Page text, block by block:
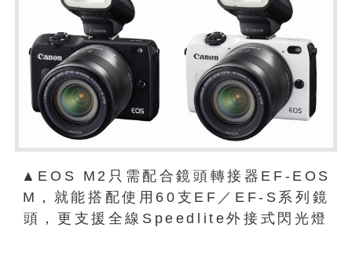
▲EOS M2只需配合鏡頭轉接器EF-EOS
M，就能搭配使用60支EF／EF-S系列鏡
頭，更支援全線Speedlite外接式閃光燈